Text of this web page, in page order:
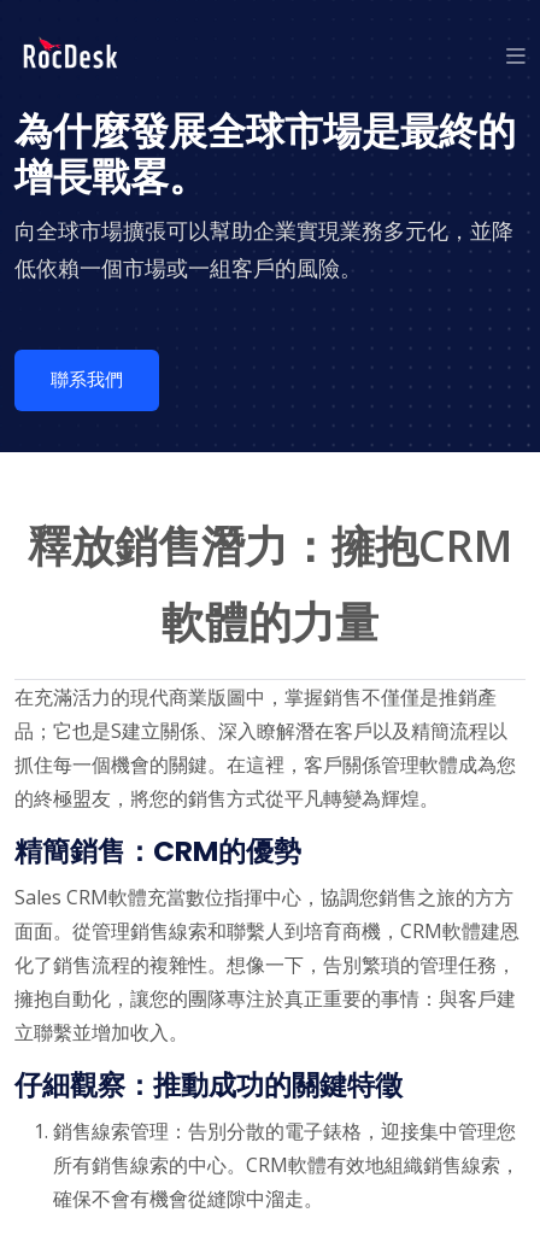
為什麼發展全球市場是最終的
增長戰畧。
向全球市場擴張可以幫助企業實現業務多元化，並降
低依賴一個市場或一組客戶的風險。
聯系我們
釋放銷售潛力：擁抱CRM
軟體的力量
在充滿活力的現代商業版圖中，掌握銷售不僅僅是推銷產
品；它也是S建立關係、深入瞭解潛在客戶以及精簡流程以
抓住每一個機會的關鍵。在這裡，客戶關係管理軟體成為您
的終極盟友，將您的銷售方式從平凡轉變為輝煌。
精簡銷售：CRM的優勢
Sales CRM軟體充當數位指揮中心，協調您銷售之旅的方方
面面。從管理銷售線索和聯繫人到培育商機，CRM軟體建恩
化了銷售流程的複雜性。想像一下，告別繁瑣的管理任務，
擁抱自動化，讓您的團隊專注於真正重要的事情：與客戶建
立聯繫並增加收入。
仔細觀察：推動成功的關鍵特徵
銷售線索管理：告別分散的電子錶格，迎接集中管理您
所有銷售線索的中心。CRM軟體有效地組織銷售線索，
確保不會有機會從縫隙中溜走。